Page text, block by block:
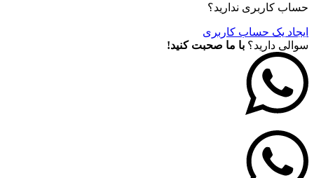
حساب کاربری ندارید؟
ایجاد یک حساب کاربری
سوالی دارید؟ با ما صحبت کنید!